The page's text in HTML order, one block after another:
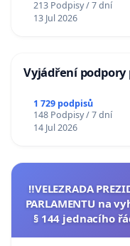
213 Podpisy / 7 dní
13 Jul 2026
Vyjádření
1 729 podpisů
148 Podpisy / 7 dní
14 Jul 2026
‼️VELEZRADA
PARLAMENTU na
§ 144 jednacího